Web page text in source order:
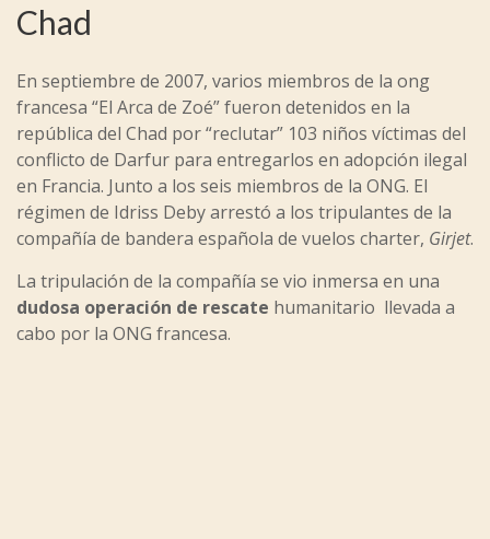
Chad
En septiembre de 2007, varios miembros de la ong
francesa “El Arca de Zoé” fueron detenidos en la
república del Chad por “reclutar” 103 niños víctimas del
conflicto de Darfur para entregarlos en adopción ilegal
en Francia. Junto a los seis miembros de la ONG. El
régimen de Idriss Deby arrestó a los tripulantes de la
compañía de bandera española de vuelos charter, Girjet.
La tripulación de la compañía se vio inmersa en una
dudosa operación de rescate humanitario llevada a
cabo por la ONG francesa.